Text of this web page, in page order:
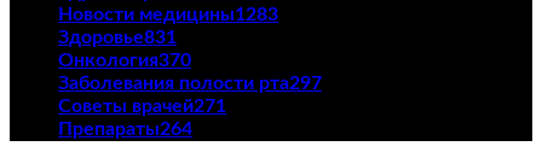
Новости медицины1283
Здоровье831
Онкология370
Заболевания полости рта297
Советы врачей271
Препараты264